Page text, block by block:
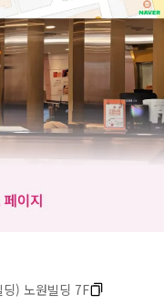
) 노원빌딩 7F